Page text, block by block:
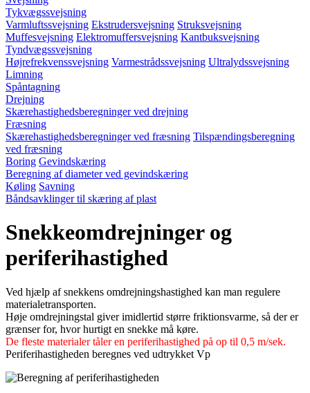
Tykvægssvejsning
Varmluftssvejsning Ekstrudersvejsning Struksvejsning
Muffesvejsning Elektromuffersvejsning Kantbuksvejsning
Tyndvægssvejsning
Højrefrekvenssvejsning Varmestrådssvejsning Ultralydssvejsning
Limning
Spåntagning
Drejning
Skærehastighedsberegninger ved drejning
Fræsning
Skærehastighedsberegninger ved fræsning Tilspændingsberegning
ved fræsning
Boring Gevindskæring
Beregning af diameter ved gevindskæring
Køling Savning
Båndsavklinger til skæring af plast
Snekkeomdrejninger og
periferihastighed
Ved hjælp af snekkens omdrejningshastighed kan man regulere
materialetransporten.
Høje omdrejningstal giver imidlertid større friktionsvarme, så der er
græn­ser for, hvor hurtigt en snekke må køre.
De fleste materialer tåler en periferihastighed på op til 0,5 m/sek.
Periferihastigheden beregnes ved udtrykket Vp